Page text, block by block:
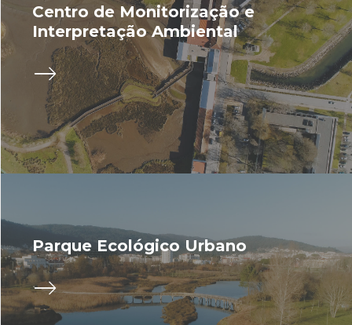
Centro de Monitorização e
Interpretação Ambiental
Parque Ecológico Urbano